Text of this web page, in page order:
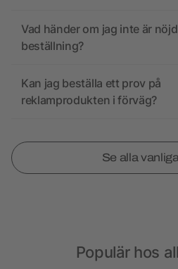
Vad händer om jag inte är
beställning?
Kan jag beställa ett prov på
reklamprodukten i förväg?
Se alla
Populär hos